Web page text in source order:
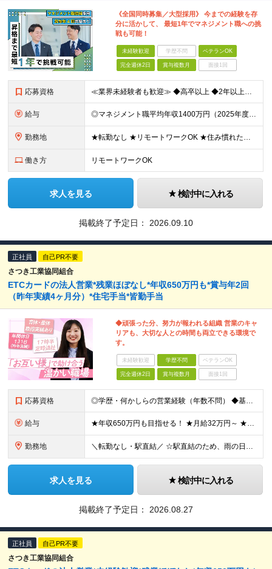
《全国同時募集／大型採用》 今までの経験を存
分に活かして、 最短1年でマネジメント職への挑
戦も可能！
未経験歓迎 学歴不問 ベテランOK
完全週休2日 賞与複数月 面接1回
応募資格 ≪業界未経験者も歓迎≫ ◆高卒以上 ◆2年以上社会人経験がある方 ★業界経験や知識の有無ではなく、 「そのお客さまにとっての最善策を真剣に考える姿勢」や 「お客さまにベストまたはセカンドベストの施
給与 ◎マネジメント職平均年収1400万円（2025年度の税込定例給与実績。） 【STEP1】まずはコンサルタントからスタート ◆初任給月給：20万円から35万円＋業績給＋賞与年4回（※個人業績による）
勤務地 ★転勤なし ★リモートワークOK ★住み慣れた街で長く働き続けられます！ ■ご希望を考慮した上で勤務地を決定いたします ■地域のお客さまとの長期に亘る信頼関係を重視するため転勤無し。 ■U・Iタ
働き方 リモートワークOK
求人を見る 検討中に入れる
掲載終了予定日： 2026.09.10
正社員 自己PR不要
さつき工業協同組合
ETCカードの法人営業*残業ほぼなし*年収650万円も*賞与年2回
（昨年実績4ヶ月分）*住宅手当*皆勤手当
◆頑張った分、努力が報われる組織 営業のキャ
リアも、大切な人との時間も両立できる環境で
す。
未経験歓迎 学歴不問 ベテランOK
完全週休2日 賞与複数月 面接1回
応募資格 ◎学歴・何かしらの営業経験（年数不問） ◆基本的なPCスキル（Excel、Wordの基本操作） ◆営業経験をお持ちの方 ★扱う商材や過去の実績は全く問いません！ 「ワークライフバランスを重視したい
給与 ★年収650万円も目指せる！ ★月給32万円～ ★年間休日131日(昨年実績)／残業ほぼなし ■基本給28万円〜33万円＋諸手当＋賞与年2回（昨年実績4ヶ月分の支給実績あり） ※経験・能力を考慮の
勤務地 ＼転勤なし・駅直結／ ☆駅直結のため、雨の日も濡れずに快適に通勤できます！☆ ■本社 東京都中野区本町2-46-1中野坂上サンブライトツイン9F ※(変更の範囲)上記を除く当組関連勤務地
求人を見る 検討中に入れる
掲載終了予定日： 2026.08.27
正社員 自己PR不要
さつき工業協同組合